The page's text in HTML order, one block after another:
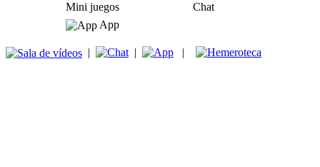
Mini juegos
Chat
App
| | |